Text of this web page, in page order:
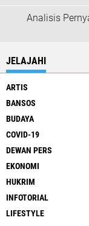
Analisis
JELAJAHI
ARTIS
BANSOS
BUDAYA
COVID-19
DEWAN PERS
EKONOMI
HUKRIM
INFOTORIAL
LIFESTYLE